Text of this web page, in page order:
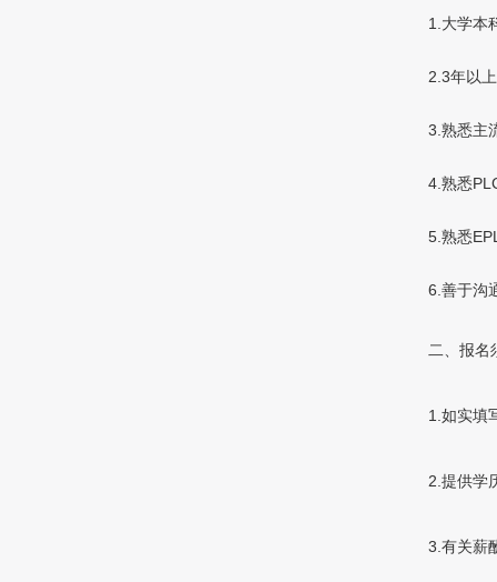
1 大学本
2 3年以上
3. 熟悉主
4. 熟悉
5. 熟悉
6. 善于沟
二、报名
1.如实填
2.提供学
3.有关薪